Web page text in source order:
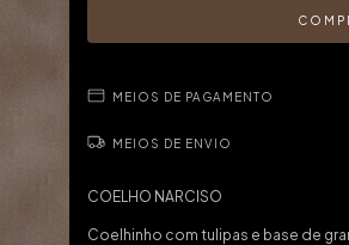
MEIOS DE PAGAMENTO
MEIOS DE ENVIO
COELHO NARCISO
Coelhinho com tulipas e base de